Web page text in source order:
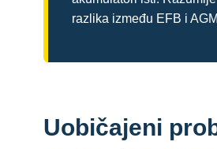
razlika između EFB i
Uobičajeni